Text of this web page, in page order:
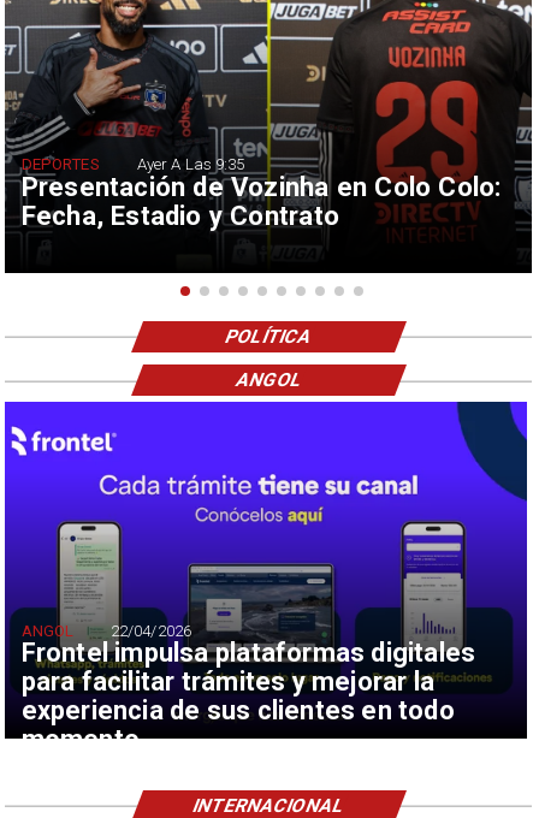
Presentación de Vozinha en Colo Colo:
Fecha, Estadio y Contrato
DEPORTES Ayer A Las 9:35
POLÍTICA
Frontel impulsa plataformas digitales
para facilitar trámites y mejorar la
experiencia de sus clientes en todo
momento
ANGOL 22/04/2026
ANGOL
INTERNACIONAL